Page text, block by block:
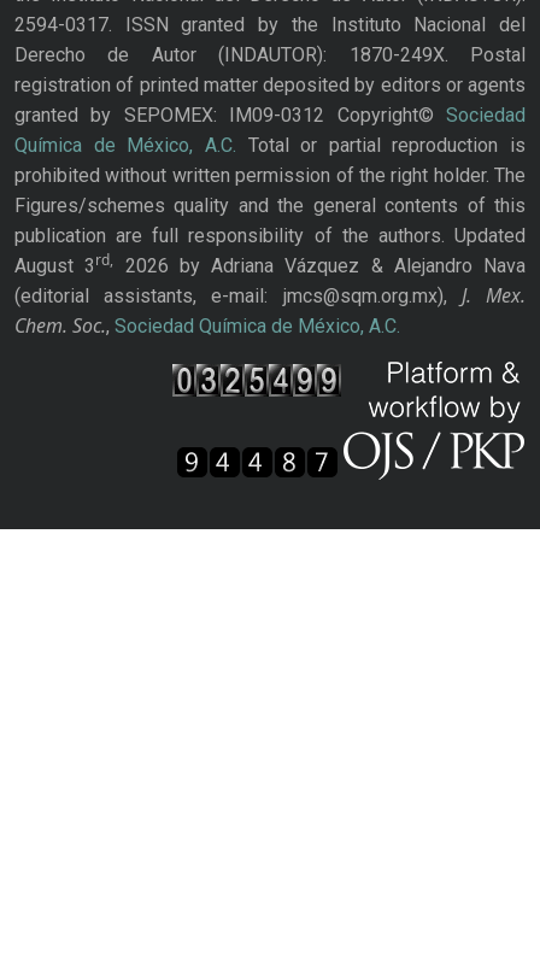
2594-0317. ISSN granted by the Instituto Nacional del
Derecho de Autor (INDAUTOR): 1870-249X. Postal
registration of printed matter deposited by editors or agents
granted by SEPOMEX: IM09-0312 Copyright© Sociedad
Química de México, A.C. Total or partial reproduction is
prohibited without written permission of the right holder. The
Figures/schemes quality and the general contents of this
publication are full responsibility of the authors. Updated
August 3rd,
2026 by Adriana Vázquez & Alejandro Nava
(editorial assistants, e-mail: jmcs@sqm.org.mx), J. Mex.
Chem. Soc., Sociedad Química de México, A.C.